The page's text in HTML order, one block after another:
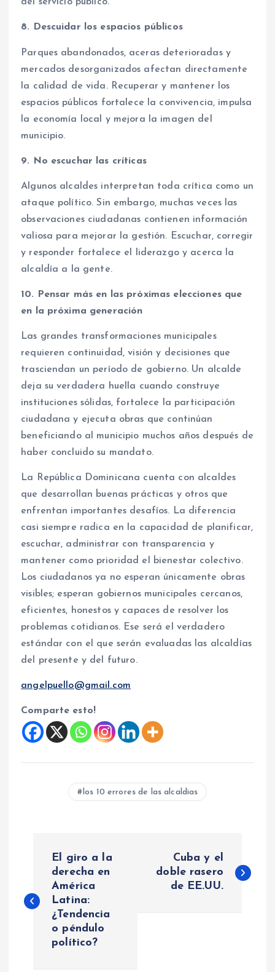
del servicio público.
8. Descuidar los espacios públicos
Parques abandonados, aceras deterioradas y
mercados desorganizados afectan directamente
la calidad de vida. Recuperar y mantener los
espacios públicos fortalece la convivencia, impulsa
la economía local y mejora la imagen del
municipio.
9. No escuchar las críticas
Algunos alcaldes interpretan toda crítica como un
ataque político. Sin embargo, muchas veces las
observaciones ciudadanas contienen información
valiosa para mejorar la gestión. Escuchar, corregir
y responder fortalece el liderazgo y acerca la
alcaldía a la gente.
10. Pensar más en las próximas elecciones que
en la próxima generación
Las grandes transformaciones municipales
requieren continuidad, visión y decisiones que
trasciendan un período de gobierno. Un alcalde
deja su verdadera huella cuando construye
instituciones sólidas, fortalece la participación
ciudadana y ejecuta obras que continúan
beneficiando al municipio muchos años después de
haber concluido su mandato.
La República Dominicana cuenta con alcaldes
que desarrollan buenas prácticas y otros que
enfrentan importantes desafíos. La diferencia
casi siempre radica en la capacidad de planificar,
escuchar, administrar con transparencia y
mantener como prioridad el bienestar colectivo.
Los ciudadanos ya no esperan únicamente obras
visibles; esperan gobiernos municipales cercanos,
eficientes, honestos y capaces de resolver los
problemas cotidianos. Ese será el verdadero
estándar con el que serán evaluadas las alcaldías
del presente y del futuro.
angelpuello@gmail.com
Comparte esto!
los 10 errores de las alcaldias
v
El giro a la
derecha en
América
Latina:
¿Tendencia
o péndulo
político?
Cuba y el
doble rasero
de EE.UU.